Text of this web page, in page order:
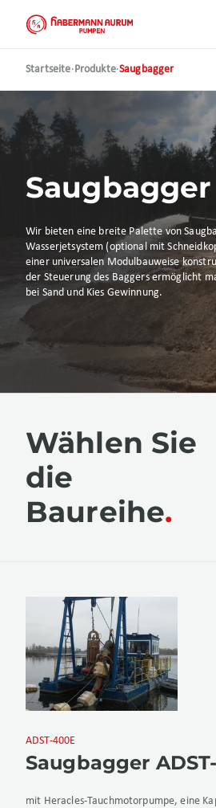
Startseite·Produkte·Saugbagger
Saugbagger
Wir bieten eine breite Palette von
Wasserjetsystem (optional mit
einer universalen Modulbauweise
der Steuerung des Baggers ermöglicht
bei Sand und Kies Gewinnung.
Wählen Sie
die
Baureihe
ADST-400E
Saugbagger
mit Heracles-Tauchmotorpumpe, eine